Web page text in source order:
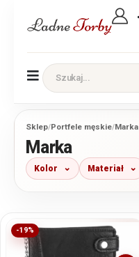
Sklep/Portfele męskie/Marka
Marka
Kolor Materiał
-19%